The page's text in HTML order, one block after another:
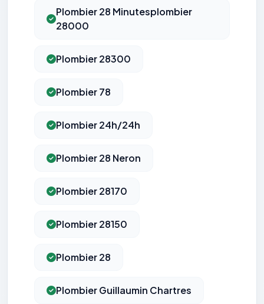
Plombier 28 Minutesplombier
28000
Plombier 28300
Plombier 78
Plombier 24h/24h
Plombier 28 Neron
Plombier 28170
Plombier 28150
Plombier 28
Plombier Guillaumin Chartres